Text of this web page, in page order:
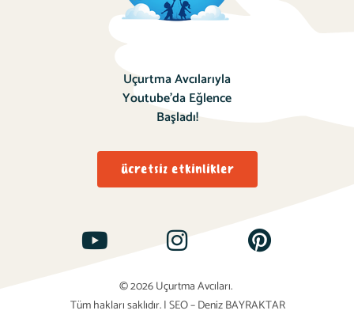
Uçurtma Avcılarıyla
Youtube’da Eğlence
Başladı!
ücretsiz etkinlikler
© 2026 Uçurtma Avcıları.
Tüm hakları saklıdır.|SEO – Deniz BAYRAKTAR